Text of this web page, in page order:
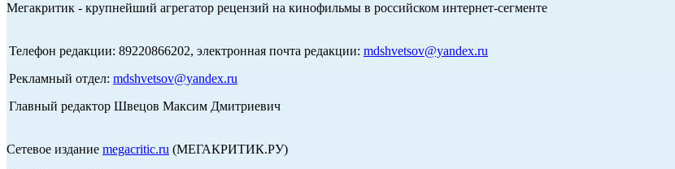
Мегакритик - крупнейший агрегатор рецензий на кинофильмы в российском интернет-сегменте
Телефон редакции: 89220866202, электронная почта редакции: mdshvetsov@yandex.ru
Рекламный отдел: mdshvetsov@yandex.ru
Главный редактор Швецов Максим Дмитриевич
Сетевое издание megacritic.ru (МЕГАКРИТИК.РУ)